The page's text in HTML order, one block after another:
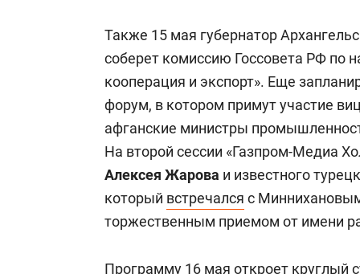
Также 15 мая губернатор
соберет комиссию Госсовета РФ по
кооперация и экспорт». Еще
форум, в котором примут участие
афганские министры
На второй сессии «Газпром-Медиа
Алексея Жарова и известного
который встречался с
торжественным приемом от имени
Программу 16 мая откроет круглый